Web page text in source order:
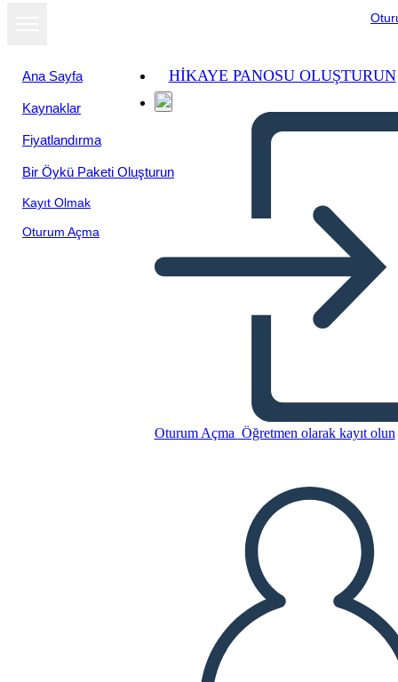
Ana Sayfa
Kaynaklar
Fiyatlandırma
Bir Öykü Paketi Oluşturun
Kayıt Olmak
Oturum Açma
HIKAYE PANOSU OLUŞTURUN
Oturum Açma Öğretmen olarak kayıt olun
Cronología de Little Rock
Nine
Bu Öykü Panosunu kopyala
BİR HİKAYE PANOSU OLUŞTUR
SLAYT GÖSTERİSİNİ OYNAT
BENİ OKU